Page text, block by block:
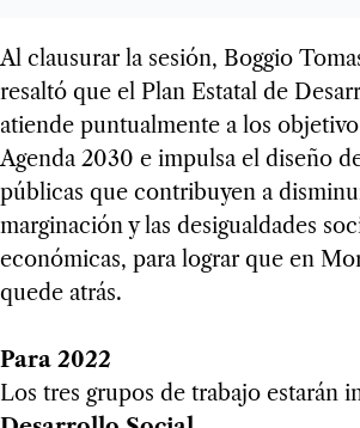
Al clausurar la sesión, Boggio
resaltó que el Plan Estatal de
atiende puntualmente a los
Agenda 2030 e impulsa el diseño
públicas que contribuyen a
marginación y las desigualdades
económicas, para lograr que en
quede atrás.
Para 2022
Los tres grupos de trabajo estarán